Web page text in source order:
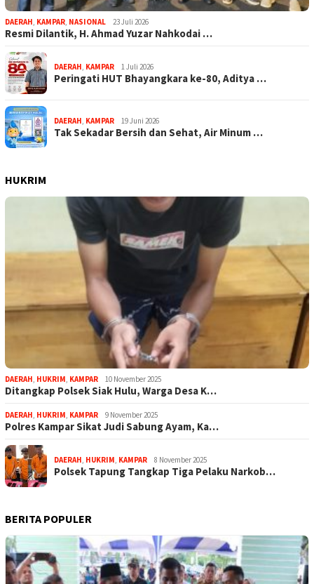
DAERAH KAMPAR NASIONAL 23 Juli 2026
Resmi Dilantik, H. Ahmad Yuzar Nahkodai …
DAERAH KAMPAR 1 Juli 2026
Peringati HUT Bhayangkara ke-80, Aditya …
DAERAH KAMPAR 19 Juni 2026
Tak Sekadar Bersih dan Sehat, Air Minum …
HUKRIM
DAERAH, HUKRIM, KAMPAR 10 November 2025
Ditangkap Polsek Siak Hulu, Warga Desa K…
DAERAH, HUKRIM, KAMPAR 9 November 2025
Polres Kampar Sikat Judi Sabung Ayam, Ka…
DAERAH, HUKRIM, KAMPAR 8 November 2025
Polsek Tapung Tangkap Tiga Pelaku Narkob…
BERITA POPULER